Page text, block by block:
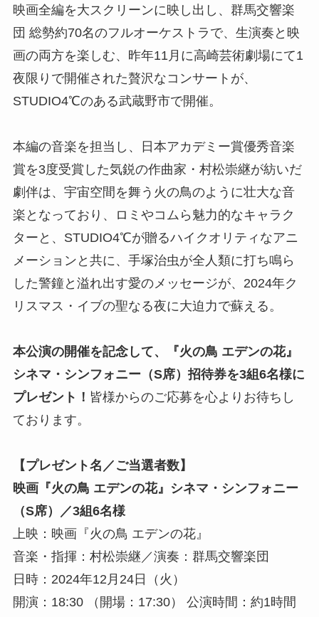
映画全編を大スクリーンに映し出し、群馬交響楽
団 総勢約70名のフルオーケストラで、生演奏と映
画の両方を楽しむ、昨年11月に高崎芸術劇場にて1
夜限りで開催された贅沢なコンサートが、
STUDIO4℃のある武蔵野市で開催。
本編の音楽を担当し、日本アカデミー賞優秀音楽
賞を3度受賞した気鋭の作曲家・村松崇継が紡いだ
劇伴は、宇宙空間を舞う火の鳥のように壮大な音
楽となっており、ロミやコムら魅力的なキャラク
ターと、STUDIO4℃が贈るハイクオリティなアニ
メーションと共に、手塚治虫が全人類に打ち鳴ら
した警鐘と溢れ出す愛のメッセージが、2024年ク
リスマス・イブの聖なる夜に大迫力で蘇える。
本公演の開催を記念して、『火の鳥 エデンの花』
シネマ・シンフォニー（S席）招待券を3組6名様に
プレゼント！ 皆様からのご応募を心よりお待ちし
ております。
【プレゼント名／ご当選者数】
映画『火の鳥 エデンの花』シネマ・シンフォニー
（S席）／3組6名様
上映：映画『火の鳥 エデンの花』
音楽・指揮：村松崇継／演奏：群馬交響楽団
日時：2024年12月24日（火）
開演：18:30 （開場：17:30） 公演時間：約1時間